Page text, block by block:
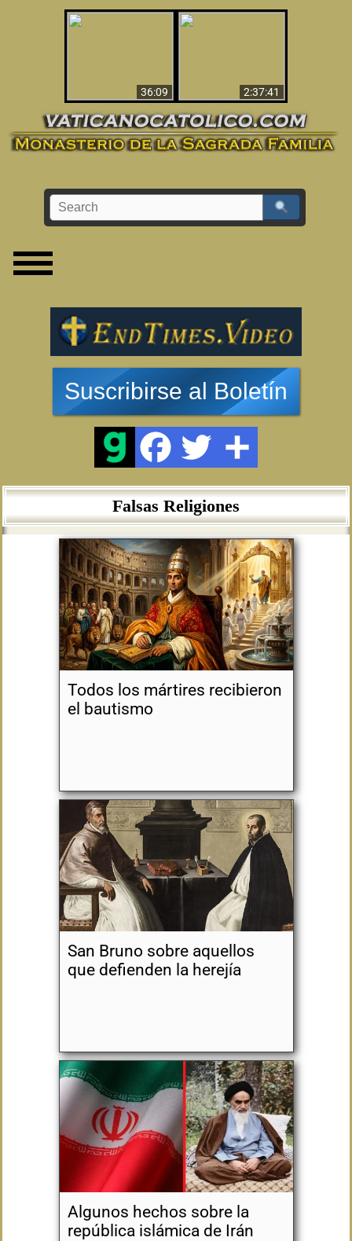
36:09
2:37:41
Suscribirse al Boletín
Falsas Religiones
Todos los mártires recibieron
el bautismo
San Bruno sobre aquellos
que defienden la herejía
Algunos hechos sobre la
república islámica de Irán